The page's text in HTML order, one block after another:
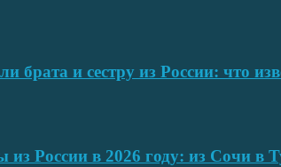
брата и сестру из России: что
из России в 2026 году: из Сочи в